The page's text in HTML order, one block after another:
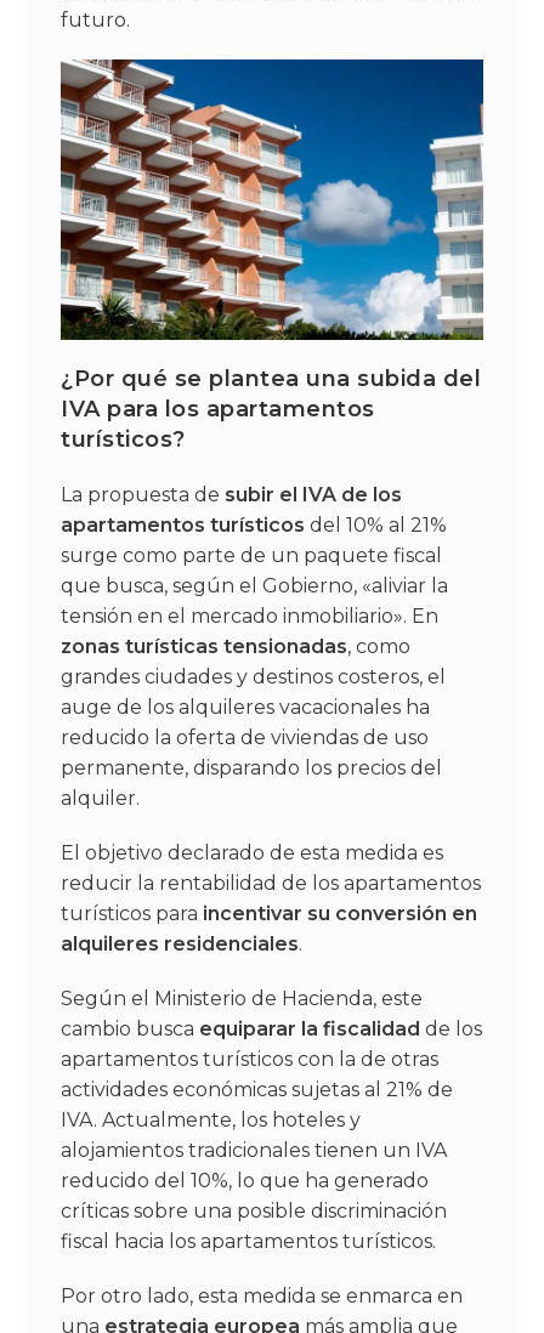
futuro.
¿Por qué se plantea una subida del
IVA para los apartamentos
turísticos?
La propuesta de subir el IVA de los
apartamentos turísticos del 10% al 21%
surge como parte de un paquete fiscal
que busca, según el Gobierno, «aliviar la
tensión en el mercado inmobiliario». En
zonas turísticas tensionadas, como
grandes ciudades y destinos costeros, el
auge de los alquileres vacacionales ha
reducido la oferta de viviendas de uso
permanente, disparando los precios del
alquiler.
El objetivo declarado de esta medida es
reducir la rentabilidad de los apartamentos
turísticos para incentivar su conversión en
alquileres residenciales.
Según el Ministerio de Hacienda, este
cambio busca equiparar la fiscalidad de los
apartamentos turísticos con la de otras
actividades económicas sujetas al 21% de
IVA. Actualmente, los hoteles y
alojamientos tradicionales tienen un IVA
reducido del 10%, lo que ha generado
críticas sobre una posible discriminación
fiscal hacia los apartamentos turísticos.
Por otro lado, esta medida se enmarca en
una estrategia europea más amplia que